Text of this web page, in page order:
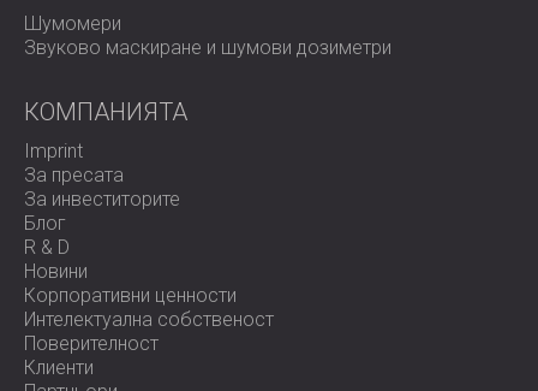
Шумомери
Звуково маскиране и шумови дозиметри
КОМПАНИЯТА
Imprint
За пресата
За инвеститорите
Блог
R & D
Новини
Корпоративни ценности
Интелектуална собственост
Поверителност
Клиенти